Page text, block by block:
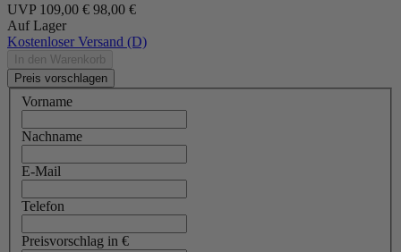
UVP 109,00 € 98,00 €
Auf Lager
Kostenloser Versand (D)
In den Warenkorb
Preis vorschlagen
Vorname
Nachname
E-Mail
Telefon
Preisvorschlag in €